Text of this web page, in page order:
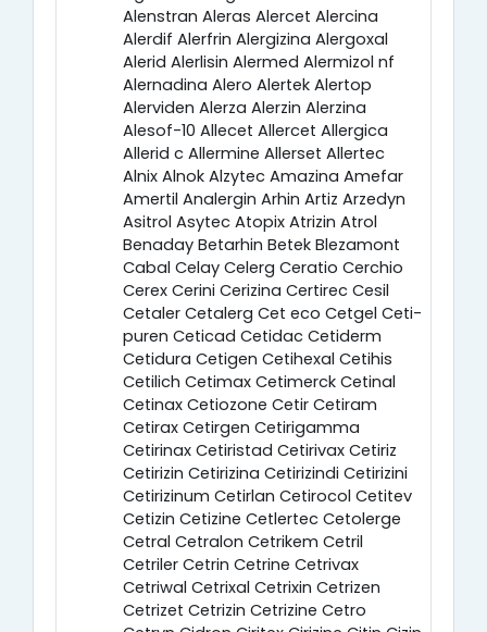
Alenstran Aleras Alercet Alercina
Alerdif Alerfrin Alergizina Alergoxal
Alerid Alerlisin Alermed Alermizol nf
Alernadina Alero Alertek Alertop
Alerviden Alerza Alerzin Alerzina
Alesof-10 Allecet Allercet Allergica
Allerid c Allermine Allerset Allertec
Alnix Alnok Alzytec Amazina Amefar
Amertil Analergin Arhin Artiz Arzedyn
Asitrol Asytec Atopix Atrizin Atrol
Benaday Betarhin Betek Blezamont
Cabal Celay Celerg Ceratio Cerchio
Cerex Cerini Cerizina Certirec Cesil
Cetaler Cetalerg Cet eco Cetgel Ceti-
puren Ceticad Cetidac Cetiderm
Cetidura Cetigen Cetihexal Cetihis
Cetilich Cetimax Cetimerck Cetinal
Cetinax Cetiozone Cetir Cetiram
Cetirax Cetirgen Cetirigamma
Cetirinax Cetiristad Cetirivax Cetiriz
Cetirizin Cetirizina Cetirizindi Cetirizini
Cetirizinum Cetirlan Cetirocol Cetitev
Cetizin Cetizine Cetlertec Cetolerge
Cetral Cetralon Cetrikem Cetril
Cetriler Cetrin Cetrine Cetrivax
Cetriwal Cetrixal Cetrixin Cetrizen
Cetrizet Cetrizin Cetrizine Cetro